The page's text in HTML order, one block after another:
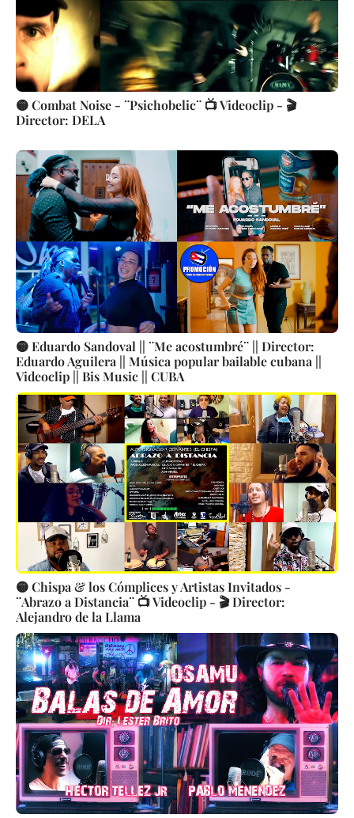
🟡 Combat Noise - ¨Psichobelic¨ 📺 Videoclip - 🎬
Director: DELA
🟡 Eduardo Sandoval || ¨Me acostumbré¨ || Director:
Eduardo Aguilera || Música popular bailable cubana ||
Videoclip || Bis Music || CUBA
🟡 Chispa & los Cómplices y Artistas Invitados -
¨Abrazo a Distancia¨ 📺 Videoclip - 🎬 Director:
Alejandro de la Llama